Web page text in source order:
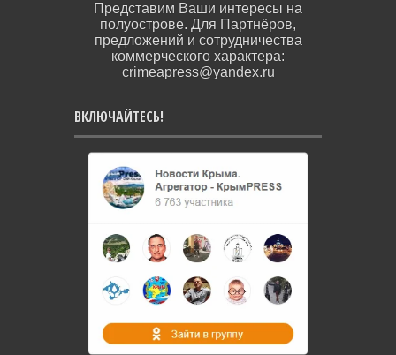
Представим Ваши интересы на
полуострове. Для Партнёров,
предложений и сотрудничества
коммерческого характера:
crimeapress@yandex.ru
ВКЛЮЧАЙТЕСЬ!